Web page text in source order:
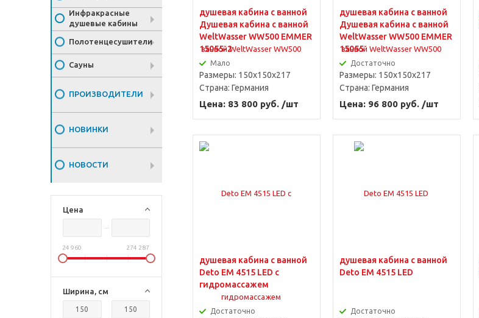
Инфракрасные
душевые кабины
Полотенцесушители
Сауны
ПРОИЗВОДИТЕЛИ
НОВИНКИ
НОВОСТИ
Цена
24 960 274 287
Ширина, см
душевая кабина с ванной
Душевая кабина с ванной
WeltWasser WW500 EMMER
15055-2
Мало
Размеры: 150x150x217
Страна: Германия
Цена: 83 800 руб. /шт
душевая кабина с ванной
Душевая кабина с ванной
WeltWasser WW500 EMMER
15055
Достаточно
Размеры: 150x150x217
Страна: Германия
Цена: 96 800 руб. /шт
душевая кабина с ванной
Deto ЕМ 4515 LED с
гидромассажем
Достаточно
душевая кабина с ванной
Deto ЕМ 4515 LED
Достаточно